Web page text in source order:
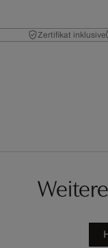
Zertifikat inklusive